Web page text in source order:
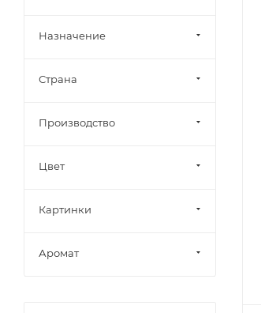
Назначение
Страна
Производство
Цвет
Картинки
Аромат